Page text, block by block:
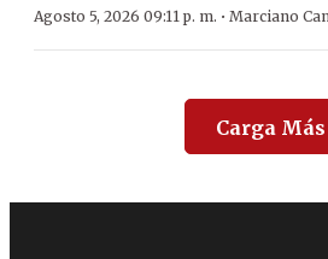
Agosto 5, 2026 09:11 p. m. · Marciano
Carga Más